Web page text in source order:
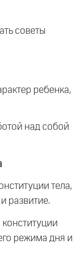
советы
ребенка,
над собой
тела,
развитие.
режима дня и